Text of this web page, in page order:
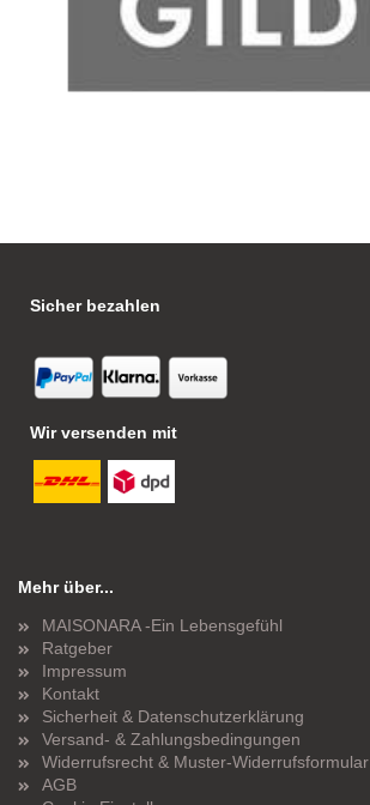
Sicher bezahlen
Wir versenden mit
Mehr über...
MAISONARA -Ein Lebensgefühl
Ratgeber
Impressum
Kontakt
Sicherheit & Datenschutzerklärung
Versand- & Zahlungsbedingungen
Widerrufsrecht & Muster-Widerrufsformular
AGB